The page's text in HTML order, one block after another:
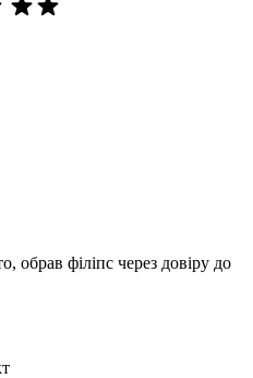
обрав філіпс через довіру до